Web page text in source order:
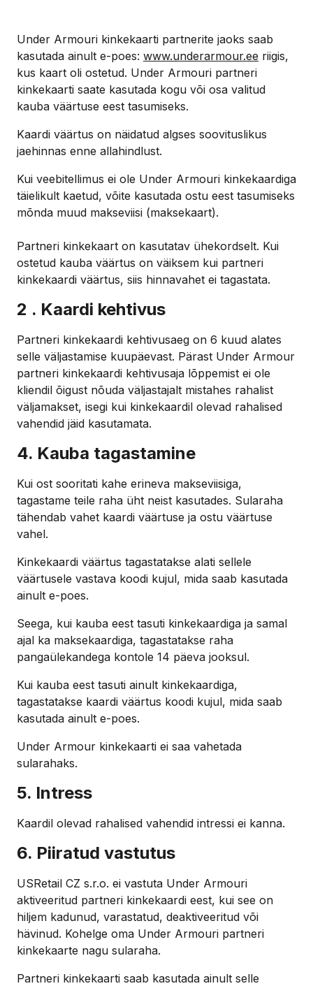
Under Armouri kinkekaarti partnerite jaoks saab
kasutada ainult e-poes: www.underarmour.ee riigis,
kus kaart oli ostetud. Under Armouri partneri
kinkekaarti saate kasutada kogu või osa valitud
kauba väärtuse eest tasumiseks.
Kaardi väärtus on näidatud algses soovituslikus
jaehinnas enne allahindlust.
Kui veebitellimus ei ole Under Armouri kinkekaardiga
täielikult kaetud, võite kasutada ostu eest tasumiseks
mõnda muud makseviisi (maksekaart).
Partneri kinkekaart on kasutatav ühekordselt. Kui
ostetud kauba väärtus on väiksem kui partneri
kinkekaardi väärtus, siis hinnavahet ei tagastata.
2 . Kaardi kehtivus
Partneri kinkekaardi kehtivusaeg on 6 kuud alates
selle väljastamise kuupäevast. Pärast Under Armour
partneri kinkekaardi kehtivusaja lõppemist ei ole
kliendil õigust nõuda väljastajalt mistahes rahalist
väljamakset, isegi kui kinkekaardil olevad rahalised
vahendid jäid kasutamata.
4. Kauba tagastamine
Kui ost sooritati kahe erineva makseviisiga,
tagastame teile raha üht neist kasutades. Sularaha
tähendab vahet kaardi väärtuse ja ostu väärtuse
vahel.
Kinkekaardi väärtus tagastatakse alati sellele
väärtusele vastava koodi kujul, mida saab kasutada
ainult e-poes.
Seega, kui kauba eest tasuti kinkekaardiga ja samal
ajal ka maksekaardiga, tagastatakse raha
pangaülekandega kontole 14 päeva jooksul.
Kui kauba eest tasuti ainult kinkekaardiga,
tagastatakse kaardi väärtus koodi kujul, mida saab
kasutada ainult e-poes.
Under Armour kinkekaarti ei saa vahetada
sularahaks.
5. Intress
Kaardil olevad rahalised vahendid intressi ei kanna.
6. Piiratud vastutus
USRetail CZ s.r.o. ei vastuta Under Armouri
aktiveeritud partneri kinkekaardi eest, kui see on
hiljem kadunud, varastatud, deaktiveeritud või
hävinud. Kohelge oma Under Armouri partneri
kinkekaarte nagu sularaha.
Partneri kinkekaarti saab kasutada ainult selle